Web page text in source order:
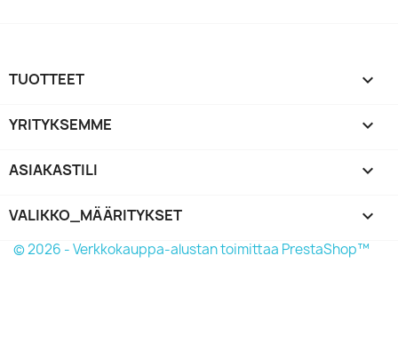
TUOTTEET 
YRITYKSEMME 
ASIAKASTILI 
VALIKKO_MÄÄRITYKSET keyboard_arrow_down
© 2026 - Verkkokauppa-alustan toimittaa PrestaShop™